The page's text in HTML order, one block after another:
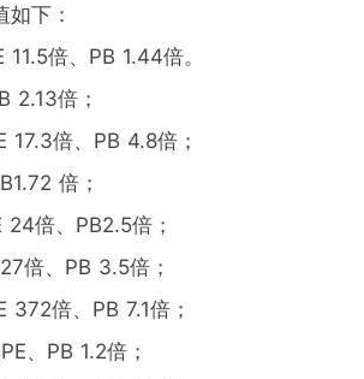
下：
倍、PB 1.44倍。
2.13倍；
倍、PB 4.8倍；
倍；
倍、PB2.5倍；
倍、PB 3.5倍；
倍、PB 7.1倍；
、PB 1.2倍；